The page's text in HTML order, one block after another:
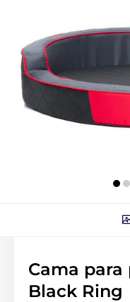
Cama para
Black Ring